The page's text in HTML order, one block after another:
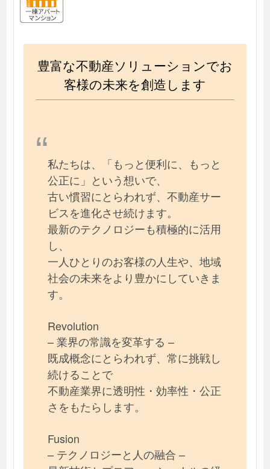
豊富な不動産ソリューションでお
客様の未来を創造します
私たちは、「もっと便利に、もっと
公正に」という想いで、
古い慣習にとらわれず、不動産サー
ビスを進化させ続けます。
最新のテクノロジーも積極的に活用
し、
一人ひとりのお客様の人生や、地域
社会の未来をより豊かにしていきま
す。
Revolution
– 業界の常識を変革する –
既成概念にとらわれず、常に挑戦し
続けることで
不動産業界に透明性・効率性・公正
さをもたらします。
Fusion
– テクノロジーと人の融合 –